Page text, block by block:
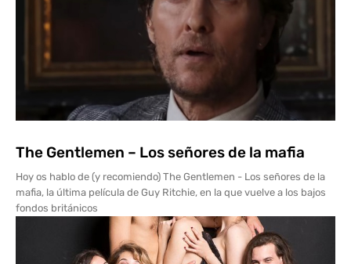
The Gentlemen – Los señores de la mafia
Hoy os hablo de (y recomiendo) The Gentlemen - Los señores de la
mafia, la última película de Guy Ritchie, en la que vuelve a los bajos
fondos británicos